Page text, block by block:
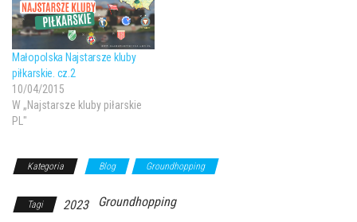
Małopolska Najstarsze kluby
piłkarskie. cz.2
10/04/2015
W „Najstarsze kluby piłarskie
PL"
Kategoria Blog Groundhopping
Tagi 2023 Groundhopping